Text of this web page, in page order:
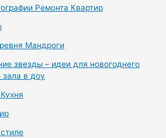
Ремонта Квартир
Мандроги
звезды – идеи для новогоднего
зала в доу